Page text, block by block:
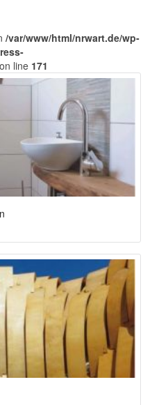
/var/www/html/nrwart.de/wp-
on line 171